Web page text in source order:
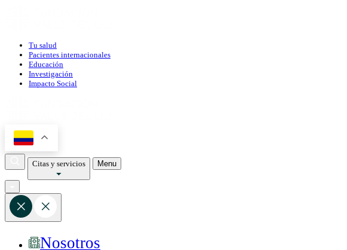
Tu salud
Pacientes internacionales
Educación
Investigación
Impacto Social
Citas y servicios Menu
Nosotros